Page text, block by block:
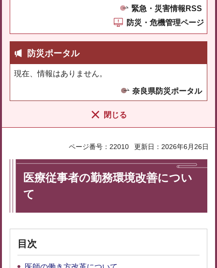
緊急・災害情報RSS
防災・危機管理ページ
防災ポータル
現在、情報はありません。
奈良県防災ポータル
閉じる
ページ番号：22010 更新日：2026年6月26日
医療従事者の勤務環境改善につい
て
目次